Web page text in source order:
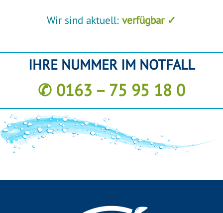
Wir sind aktuell: verfügbar ✓
IHRE NUMMER IM NOTFALL
✆ 0163 – 75 95 18 0